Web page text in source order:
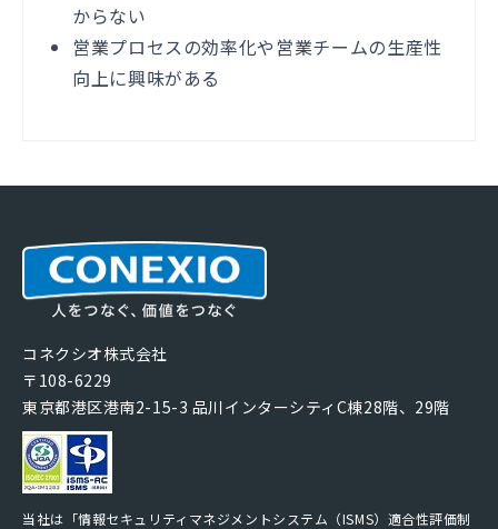
からない
営業プロセスの効率化や営業チームの生産性
向上に興味がある
コネクシオ株式会社
〒108-6229
東京都港区港南2-15-3 品川インターシティC棟28階、29階
当社は「情報セキュリティマネジメントシステム（ISMS）適合性評価制